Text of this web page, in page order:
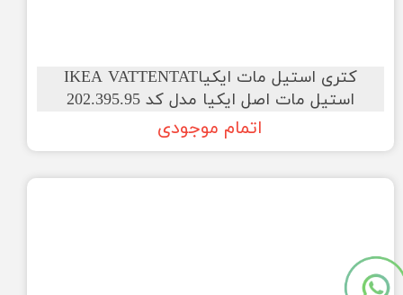
کتری استیل مات ایکیاIKEA VATTENTAT
استیل مات اصل ایکیا مدل کد 202.395.95
اتمام موجودی